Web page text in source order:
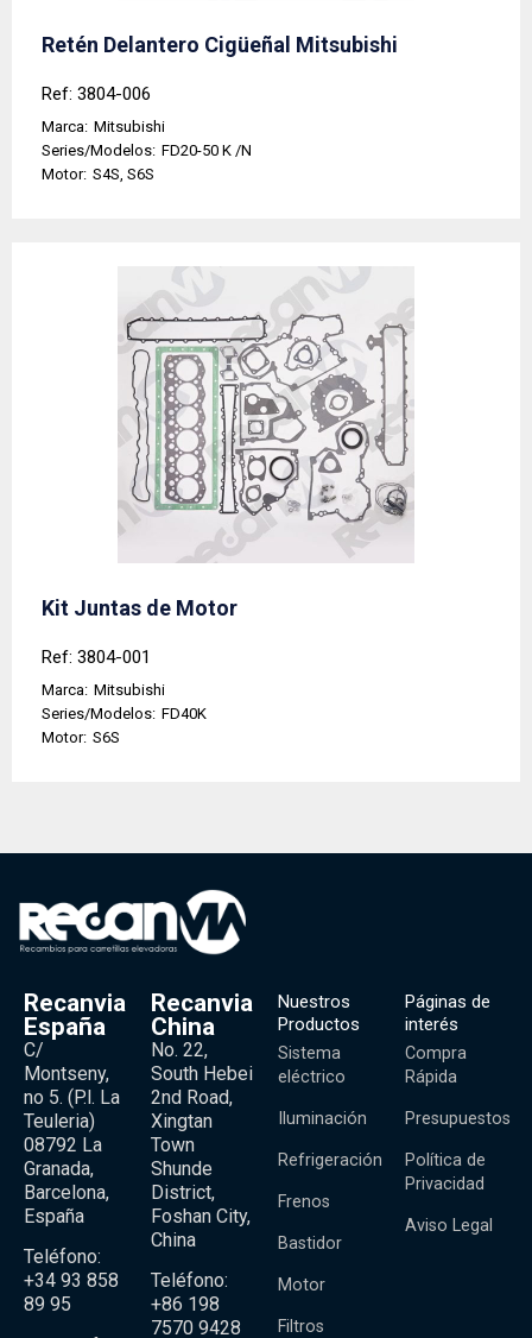
Retén Delantero Cigüeñal Mitsubishi
Ref: 3804-006
Marca: Mitsubishi
Series/Modelos: FD20-50 K /N
Motor: S4S, S6S
Kit Juntas de Motor
Ref: 3804-001
Marca: Mitsubishi
Series/Modelos: FD40K
Motor: S6S
Recanvia
España
C/
Montseny,
no 5. (P.l. La
Teuleria)
08792 La
Granada,
Barcelona,
España
Teléfono:
+34 93 858
89 95
Recanvia
China
No. 22,
South Hebei
2nd Road,
Xingtan
Town
Shunde
District,
Foshan City,
China
Teléfono:
+86 198
7570 9428
Nuestros
Productos
Sistema
eléctrico
Iluminación
Refrigeración
Frenos
Bastidor
Motor
Filtros
Páginas de
interés
Compra
Rápida
Presupuestos
Política de
Privacidad
Aviso Legal